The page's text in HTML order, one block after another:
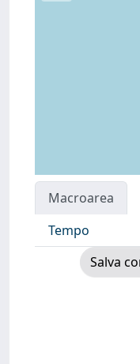
Macroarea
Tempo
Salva